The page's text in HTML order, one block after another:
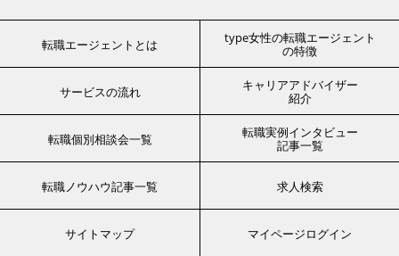
転職エージェントとは
type女性の転職エージェント
の特徴
サービスの流れ
キャリアアドバイザー
紹介
転職個別相談会一覧
転職実例インタビュー
記事一覧
転職ノウハウ記事一覧 求人検索
サイトマップ マイページログイン